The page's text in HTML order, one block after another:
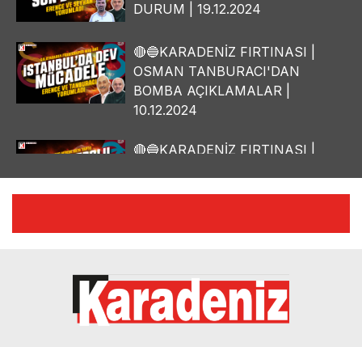
DURUM | 19.12.2024
🔴🔵KARADENİZ FIRTINASI |
OSMAN TANBURACI'DAN
BOMBA AÇIKLAMALAR |
10.12.2024
🔴🔵KARADENİZ FIRTINASI |
🔴🔵KARADENİZ FIRTINASI |
05.12.2024